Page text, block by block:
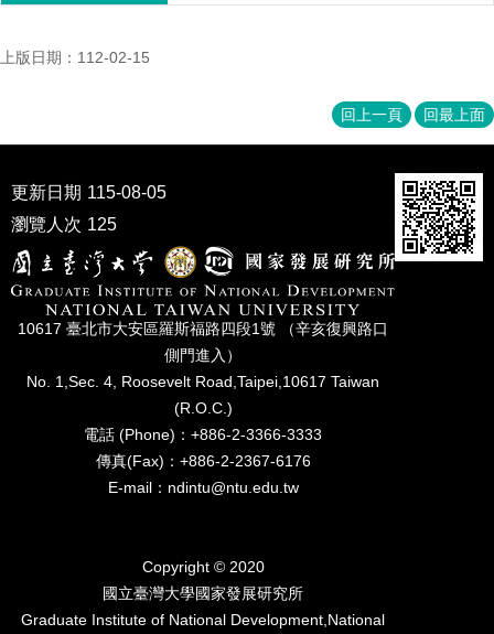
研
家
展
研
期
刊
口
專
上版日期：112-02-15
回上一頁 回最上面
更新日期 115-08-05
瀏覽人次 125
10617 臺北市⼤安區羅斯福路四段1號 （辛亥復興路⼝
側⾨進入）
No. 1,Sec. 4, Roosevelt Road,Taipei,10617 Taiwan
(R.O.C.)
電話 (Phone)：+886-2-3366-3333
傳真(Fax)：+886-2-2367-6176
E-mail：ndintu@ntu.edu.tw
Copyright © 2020
國立臺灣⼤學國家發展研究所
Graduate Institute of National Development,National